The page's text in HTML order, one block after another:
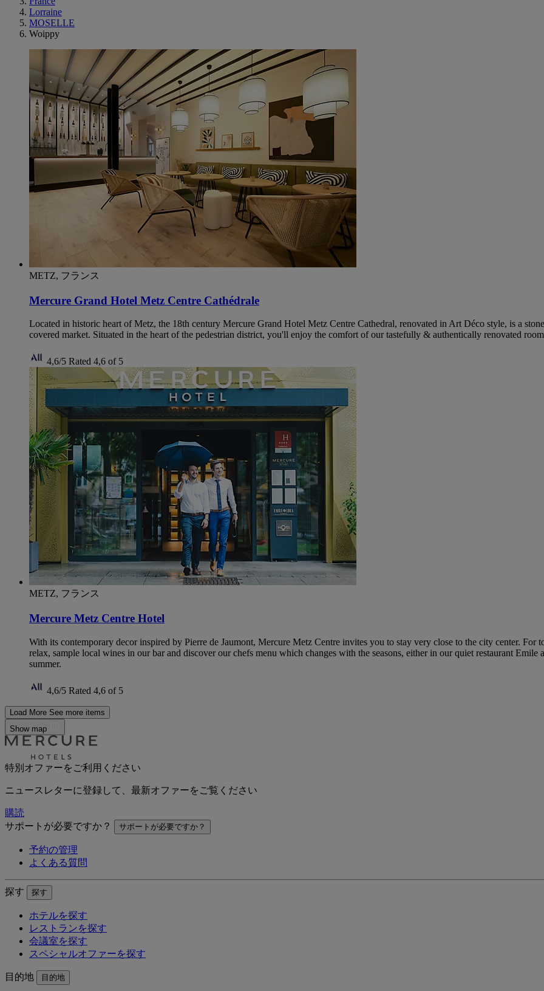
Lorraine
MOSELLE
Woippy
METZ, フランス
Mercure Grand Hotel Metz Centre Cathédrale
Located in historic heart of Metz, the 18th century Mercure Grand Hotel Metz Centre Cathedral, renovated in Art Déco style, is a
covered market. Situated in the heart of the pedestrian district, you'll enjoy the comfort of our tastefully & authentically renovated
4,6/5 Rated 4,6 of 5
METZ, フランス
Mercure Metz Centre Hotel
With its contemporary decor inspired by Pierre de Jaumont, Mercure Metz Centre invites you to stay very close to the city center. For
relax, sample local wines in our bar and discover our chefs menu which changes with the seasons, either in our quiet restaurant
summer.
4,6/5 Rated 4,6 of 5
Load More See more items
Show map
特別オファーをご利用ください
ニュースレターに登録して、最新オファーをご覧ください
購読
サポートが必要ですか？
サポートが必要ですか？
予約の管理
よくある質問
探す 探す
ホテルを探す
レストランを探す
会議室を探す
スペシャルオファーを探す
目的地 目的地